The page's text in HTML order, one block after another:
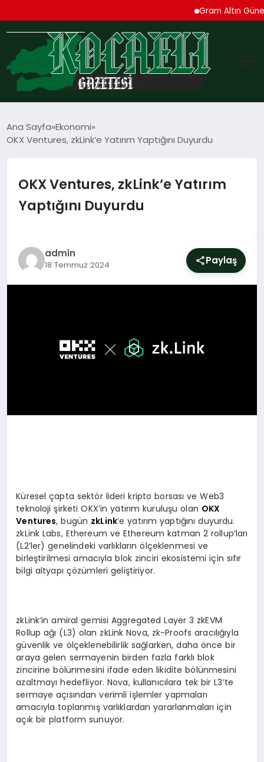
Gram Altın Güne
EKONOMI
SPOR
SIYASET
Ana Sayfa Ekonomi
OKX Ventures, zkLink’e Yatırım Yaptığını Duyurdu
OKX Ventures, zkLink’e Yatırım
Yaptığını Duyurdu
admin
18 Temmuz 2024 Paylaş
Küresel çapta sektör lideri kripto borsası ve Web3
teknoloji şirketi OKX’in yatırım kuruluşu olan OKX
Ventures, bugün zkLink’e yatırım yaptığını duyurdu.
zkLink Labs, Ethereum ve Ethereum katman 2 rollup’ları
(L2’ler) genelindeki varlıkların ölçeklenmesi ve
birleştirilmesi amacıyla blok zinciri ekosistemi için sıfır
bilgi altyapı çözümleri geliştiriyor.
zkLink’in amiral gemisi Aggregated Layer 3 zkEVM
Rollup ağı (L3) olan zkLink Nova, zk-Proofs aracılığıyla
güvenlik ve ölçeklenebilirlik sağlarken, daha önce bir
araya gelen sermayenin birden fazla farklı blok
zincirine bölünmesini ifade eden likidite bölünmesini
azaltmayı hedefliyor. Nova, kullanıcılara tek bir L3’te
sermaye açısından verimli işlemler yapmaları
amacıyla toplanmış varlıklardan yararlanmaları için
açık bir platform sunuyor.